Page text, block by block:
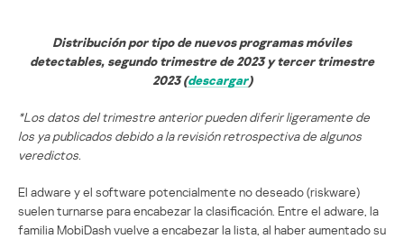
Distribución por tipo de nuevos programas móviles
detectables, segundo trimestre de 2023 y tercer trimestre
2023 (descargar)
*Los datos del trimestre anterior pueden diferir ligeramente de
los ya publicados debido a la revisión retrospectiva de algunos
veredictos.
El adware y el software potencialmente no deseado (riskware)
suelen turnarse para encabezar la clasificación. Entre el adware, la
familia MobiDash vuelve a encabezar la lista, al haber aumentado su